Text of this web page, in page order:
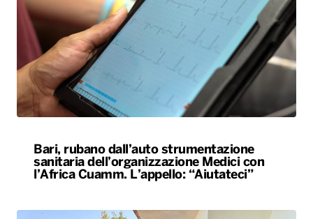
Bari, rubano dall’auto strumentazione
sanitaria dell’organizzazione Medici con
l’Africa Cuamm. L’appello: “Aiutateci”